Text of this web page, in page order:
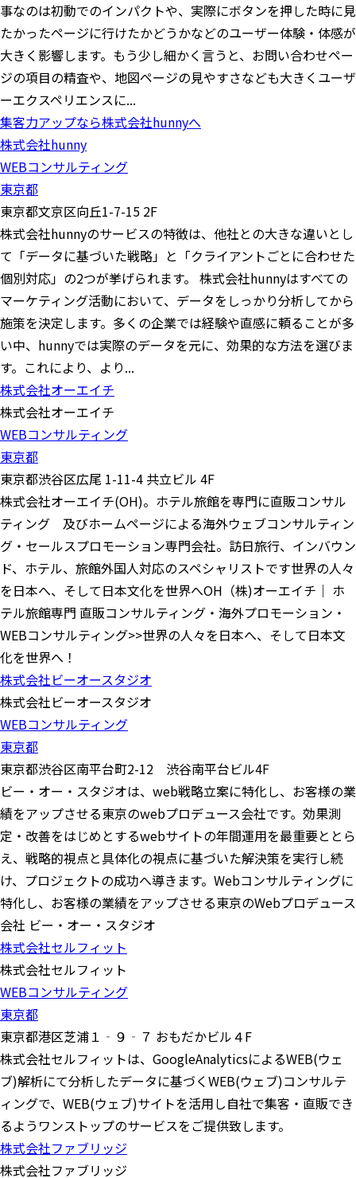
事なのは初動でのインパクトや、実際にボタンを押した時に見
たかったページに行けたかどうかなどのユーザー体験・体感が
大きく影響します。もう少し細かく言うと、お問い合わせペー
ジの項目の精査や、地図ページの見やすさなども大きくユーザ
ーエクスペリエンスに...
集客力アップなら株式会社hunnyへ
株式会社hunny
WEBコンサルティング
東京都
東京都文京区向丘1-7-15 2F
株式会社hunnyのサービスの特徴は、他社との大きな違いとし
て「データに基づいた戦略」と「クライアントごとに合わせた
個別対応」の2つが挙げられます。 株式会社hunnyはすべての
マーケティング活動において、データをしっかり分析してから
施策を決定します。多くの企業では経験や直感に頼ることが多
い中、hunnyでは実際のデータを元に、効果的な方法を選びま
す。これにより、より...
株式会社オーエイチ
株式会社オーエイチ
WEBコンサルティング
東京都
東京都渋谷区広尾 1-11-4 共立ビル 4F
株式会社オーエイチ(OH)。ホテル旅館を専門に直販コンサル
ティング 及びホームページによる海外ウェブコンサルティン
グ・セールスプロモーション専門会社。訪日旅行、インバウン
ド、ホテル、旅館外国人対応のスペシャリストです世界の人々
を日本へ、そして日本文化を世界へOH（株)オーエイチ｜ ホ
テル旅館専門 直販コンサルティング・海外プロモーション・
WEBコンサルティング>>世界の人々を日本へ、そして日本文
化を世界へ！
株式会社ビーオースタジオ
株式会社ビーオースタジオ
WEBコンサルティング
東京都
東京都渋谷区南平台町2-12 渋谷南平台ビル4F
ビー・オー・スタジオは、web戦略立案に特化し、お客様の業
績をアップさせる東京のwebプロデュース会社です。効果測
定・改善をはじめとするwebサイトの年間運用を最重要ととら
え、戦略的視点と具体化の視点に基づいた解決策を実行し続
け、プロジェクトの成功へ導きます。Webコンサルティングに
特化し、お客様の業績をアップさせる東京のWebプロデュース
会社 ビー・オー・スタジオ
株式会社セルフィット
株式会社セルフィット
WEBコンサルティング
東京都
東京都港区芝浦１‐９‐７ おもだかビル４F
株式会社セルフィットは、GoogleAnalyticsによるWEB(ウェ
ブ)解析にて分析したデータに基づくWEB(ウェブ)コンサルテ
ィングで、WEB(ウェブ)サイトを活用し自社で集客・直販でき
るようワンストップのサービスをご提供致します。
株式会社ファブリッジ
株式会社ファブリッジ